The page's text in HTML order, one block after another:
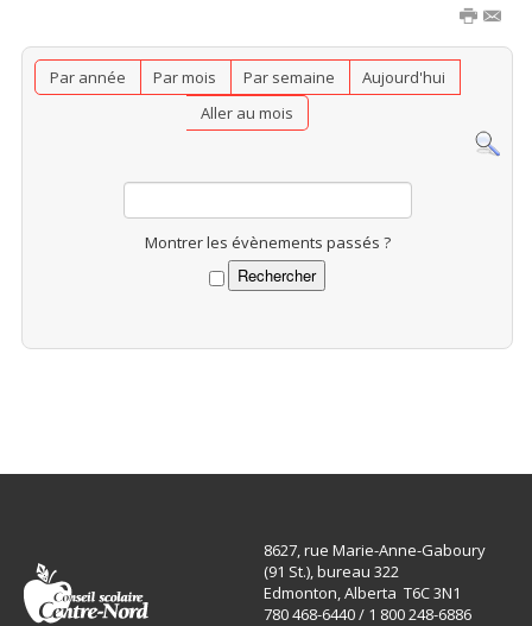
Par année Par mois Par semaine
Aujourd'hui
Aller au mois
Montrer les évènements passés ?
8627, rue Marie-Anne-Gaboury
(91 St.), bureau 322
Edmonton, Alberta T6C 3N1
780 468-6440 / 1 800 248-6886